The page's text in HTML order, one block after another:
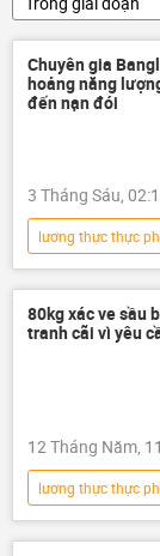
Chuyên gia
hoảng năng
đến nạn đói
3 Tháng Sáu,
lương thực thực
SPIEF 2026
thiếu đói
lương thực
80kg xác ve sầu
tranh cãi vì yêu
12 Tháng Năm,
lương thực thực
thông tin